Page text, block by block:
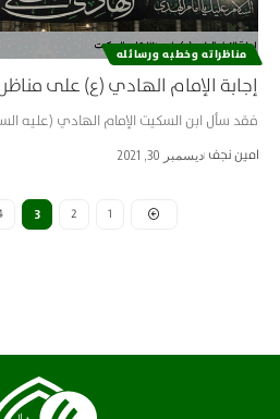
مناظراته وخطبه ورسائله
إجابة الإمام الهادي (ع) على
فقد سأل ابن السكيت الإمام الهادي (عليه
امین نجف ديسمبر 30, 2021
1
2
3